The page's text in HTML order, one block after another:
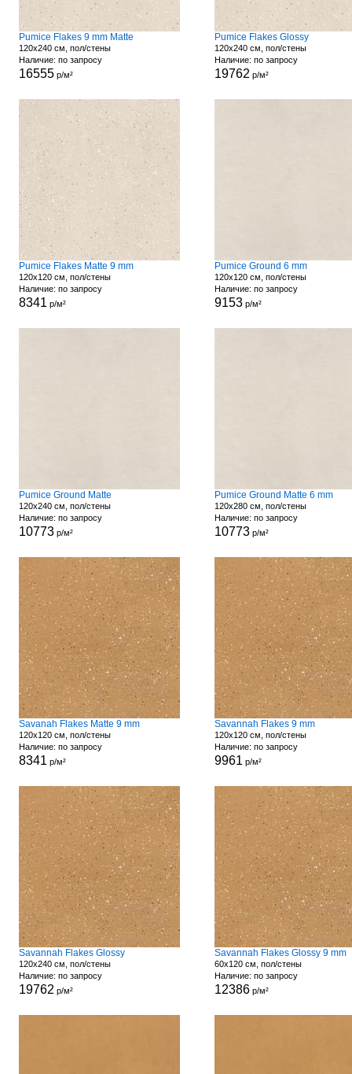
Pumice Flakes 9 mm Matte
120x240 см, пол/стены
Наличие: по запросу
16555р/м²
Pumice Flakes Glossy
120x240 см, пол/стены
Наличие: по запросу
19762 р/м²
Pumice Flakes Matte 9 mm
120x120 см, пол/стены
Наличие: по запросу
8341 р/м²
Pumice Ground 6 mm
120x120 см, пол/стены
Наличие: по запросу
9153р/м²
Pumice Ground Matte
120x240 см, пол/стены
Наличие: по запросу
10773р/м²
Pumice Ground Matte 6 mm
120x280 см, пол/стены
Наличие: по запросу
10773р/м²
Savanah Flakes Matte 9 mm
120x120 см, пол/стены
Наличие: по запросу
8341 р/м²
Savannah Flakes 9 mm
120x120 см, пол/стены
Наличие: по запросу
9961 р/м²
Savannah Flakes Glossy
120x240 см, пол/стены
Наличие: по запросу
19762 р/м²
Savannah Flakes Glossy 9 mm
60x120 см, пол/стены
Наличие: по запросу
12386р/м²